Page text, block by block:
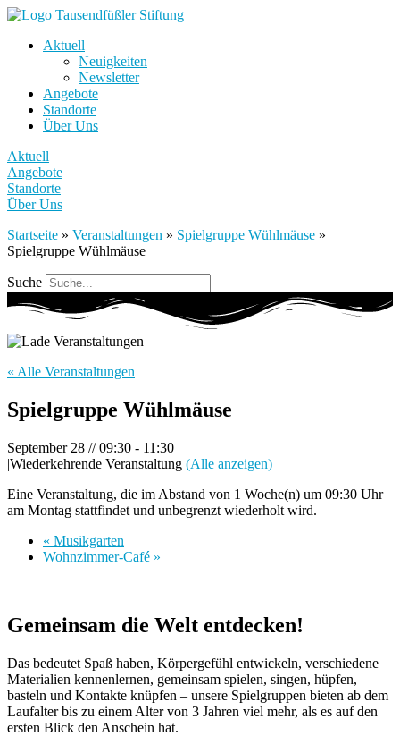
Aktuell
Neuigkeiten
Newsletter
Angebote
Standorte
Über Uns
Aktuell
Angebote
Standorte
Über Uns
Startseite » Veranstaltungen » Spielgruppe Wühlmäuse »
Spielgruppe Wühlmäuse
Suche
« Alle Veranstaltungen
Spielgruppe Wühlmäuse
September 28 // 09:30 - 11:30
|Wiederkehrende Veranstaltung (Alle anzeigen)
Eine Veranstaltung, die im Abstand von 1 Woche(n) um 09:30 Uhr
am Montag stattfindet und unbegrenzt wiederholt wird.
« Musikgarten
Wohnzimmer-Café »
Gemeinsam die Welt entdecken!
Das bedeutet Spaß haben, Körpergefühl entwickeln, verschiedene
Materialien kennenlernen, gemeinsam spielen, singen, hüpfen,
basteln und Kontakte knüpfen – unsere Spielgruppen bieten ab dem
Laufalter bis zu einem Alter von 3 Jahren viel mehr, als es auf den
ersten Blick den Anschein hat.